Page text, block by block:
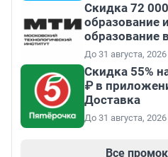
Скидка 72
образование
образование
До 31 августа, 2026
Скидка 55%
₽ в
Доставка
До 31 августа, 2026
Все